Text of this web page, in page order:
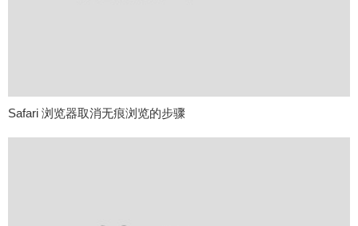
Safari 浏览器取消无痕浏览的步骤